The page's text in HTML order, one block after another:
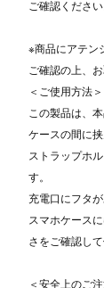
ご確認ください
※商品にアテン
ご確認の上、
＜ご使用方法＞
この製品は、
ケースの間に
ストラップホ
す。
充電口にフタ
スマホケース
さをご確認し
＜安全上のご